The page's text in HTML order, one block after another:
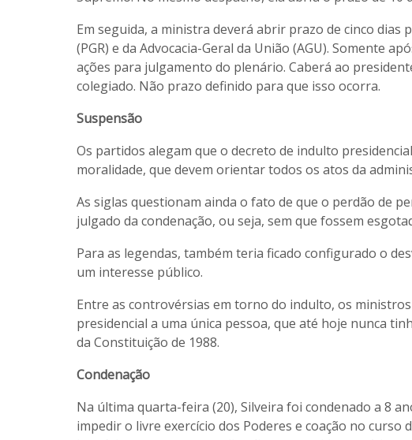
Em seguida, a ministra deverá abrir prazo de cinco
(PGR) e da Advocacia-Geral da União (AGU). Somente
ações para julgamento do plenário. Caberá ao
colegiado. Não prazo definido para que isso ocorra.
Suspensão
Os partidos alegam que o decreto de indulto
moralidade, que devem orientar todos os atos da
As siglas questionam ainda o fato de que o perdão de
julgado da condenação, ou seja, sem que fossem
Para as legendas, também teria ficado configurado o
um interesse público.
Entre as controvérsias em torno do indulto, os
presidencial a uma única pessoa, que até hoje nunca
da Constituição de 1988.
Condenação
Na última quarta-feira (20), Silveira foi condenado a 8
impedir o livre exercício dos Poderes e coação no